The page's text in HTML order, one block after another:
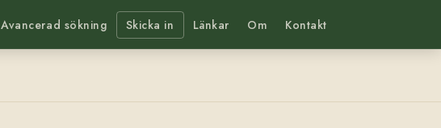
Avancerad sökning Skicka in Länkar Om Kontakt